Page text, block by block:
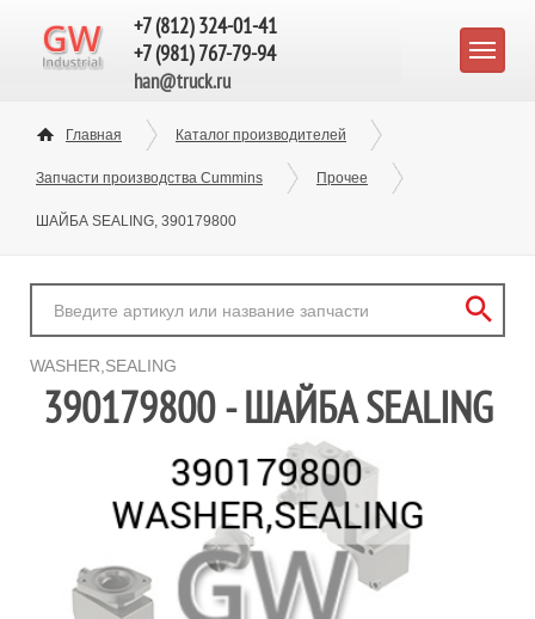
+7 (812) 324-01-41
+7 (981) 767-79-94
han@truck.ru
Главная Каталог производителей
Запчасти производства Cummins Прочее
ШАЙБА SEALING, 390179800
WASHER,SEALING
390179800 - ШАЙБА SEALING